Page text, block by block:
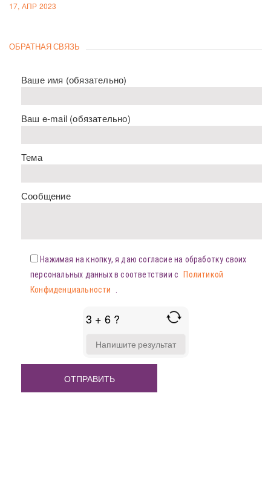
17, АПР 2023
ОБРАТНАЯ СВЯЗЬ
Ваше имя (обязательно)
Ваш e-mail (обязательно)
Тема
Сообщение
Нажимая на кнопку, я даю согласие на обработку своих
персональных данных в соответствии с
Политикой
Конфиденциальности
3 + 6 ?
FOR
+